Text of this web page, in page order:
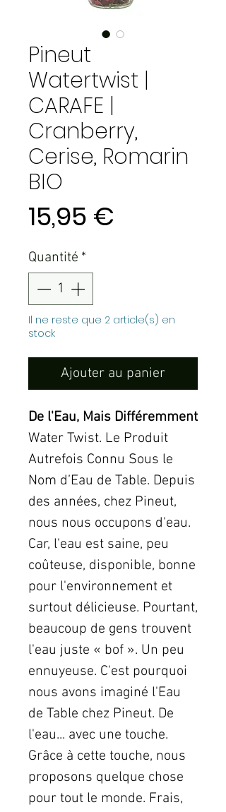
Pineut
Watertwist |
CARAFE |
Cranberry,
Cerise, Romarin
BIO
15,95 €
Quantité *
Il ne reste que 2 article(s) en
stock
Ajouter au panier
De l'Eau, Mais Différemment
Water Twist. Le Produit
Autrefois Connu Sous le
Nom d’Eau de Table. Depuis
des années, chez Pineut,
nous nous occupons d'eau.
Car, l'eau est saine, peu
coûteuse, disponible, bonne
pour l'environnement et
surtout délicieuse. Pourtant,
beaucoup de gens trouvent
l'eau juste « bof ». Un peu
ennuyeuse. C'est pourquoi
nous avons imaginé l'Eau
de Table chez Pineut. De
l'eau... avec une touche.
Grâce à cette touche, nous
proposons quelque chose
pour tout le monde. Frais,